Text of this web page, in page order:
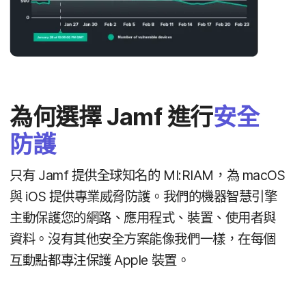
為​何選擇Jamf進行安全​
防護
只有Jamf提供​全球​知名​的 MI:RIAM ，​為 macOS
與iOS 提供​專業​威脅​防護。​我們​的​機器​智慧​引擎​
主動​保護​您​的​網路、​應用​程式、​裝置、​使用者​與​
資料。​沒有​其他​安全​方案​能​像​我們​一樣，​在​每​個​
互動點都​專注​保護Apple 裝置。